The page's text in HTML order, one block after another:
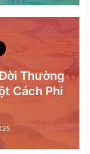
Thường
Cách Phi